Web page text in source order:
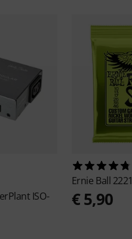
ISO-
Ernie Ball 2221
€ 5,90